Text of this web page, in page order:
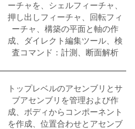
ーチャを、シェルフィーチャ、
押し出しフィーチャ、回転フィ
ーチャ、構築の平面と軸の作
成、ダイレクト編集ツール、検
査コマンド：計測、断面解析
トップレベルのアセンブリとサ
ブアセンブリを管理および作
成、ボディからコンポーネント
を作成、位置合わせとアセンブ